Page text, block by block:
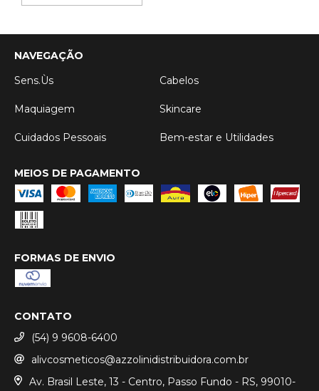
NAVEGAÇÃO
Sens.Ùs
Cabelos
Maquiagem Skincare
Cuidados Pessoais Bem-estar e Utilidades
MEIOS DE PAGAMENTO
FORMAS DE ENVIO
CONTATO
(54) 9 9608-6400
alivcosmeticos@azzolinidistribuidora.com.br
Av. Brasil Leste, 13 - Centro, Passo Fundo - RS, 99010-